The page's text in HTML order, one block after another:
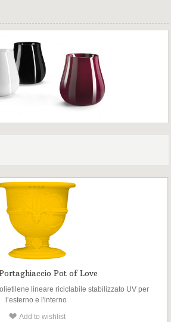
Pot of Love
lineare riciclabile stabilizzato UV per
l’esterno e l'interno
Add to wishlist